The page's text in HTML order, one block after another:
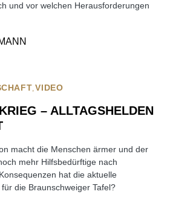
und vor welchen Herausforderungen
VIDEO
– ALLTAGSHELDEN
macht die Menschen ärmer und der
mehr Hilfsbedürftige nach
hat die aktuelle
die Braunschweiger Tafel?